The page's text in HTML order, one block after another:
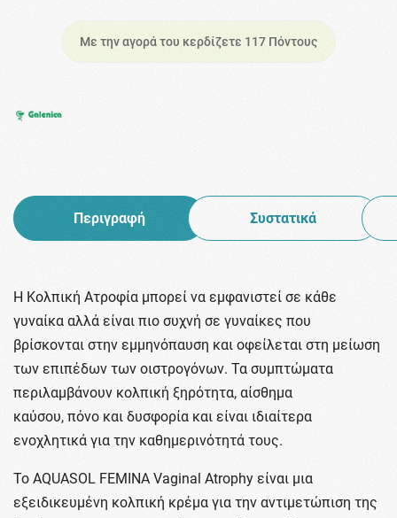
Με την αγορά του κερδίζετε 117 Πόντους
Περιγραφή Συστατικά
Η Κολπική Ατροφία μπορεί να εμφανιστεί σε κάθε
γυναίκα αλλά είναι πιο συχνή σε γυναίκες που
βρίσκονται στην εμμηνόπαυση και οφείλεται στη μείωση
των επιπέδων των οιστρογόνων. Τα συμπτώματα
περιλαμβάνουν κολπική ξηρότητα, αίσθημα
καύσου, πόνο και δυσφορία και είναι ιδιαίτερα
ενοχλητικά για την καθημερινότητά τους.
Το AQUASOL FEMINA Vaginal Atrophy είναι μια
εξειδικευμένη κολπική κρέμα για την αντιμετώπιση της